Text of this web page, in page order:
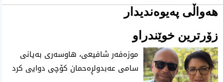
هەواڵی پەیوەندیدار
زۆرترین خوێندراو
موزه‌فه‌ر شافیعی، هاوسه‌ری به‌یانی
سامی عه‌بدولڕه‌حمان كۆچی‌ دوایی كرد